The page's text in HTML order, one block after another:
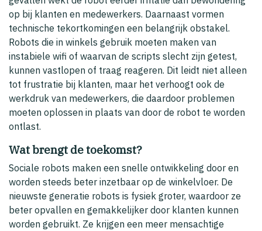
op bij klanten en medewerkers. Daarnaast vormen
technische tekortkomingen een belangrijk obstakel.
Robots die in winkels gebruik moeten maken van
instabiele wifi of waarvan de scripts slecht zijn getest,
kunnen vastlopen of traag reageren. Dit leidt niet alleen
tot frustratie bij klanten, maar het verhoogt ook de
werkdruk van medewerkers, die daardoor problemen
moeten oplossen in plaats van door de robot te worden
ontlast.
Wat brengt de toekomst?
Sociale robots maken een snelle ontwikkeling door en
worden steeds beter inzetbaar op de winkelvloer. De
nieuwste generatie robots is fysiek groter, waardoor ze
beter opvallen en gemakkelijker door klanten kunnen
worden gebruikt. Ze krijgen een meer mensachtige